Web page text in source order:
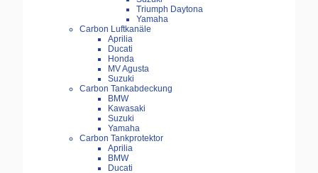
Triumph Daytona
Yamaha
Carbon Luftkanäle
Aprilia
Ducati
Honda
MV Agusta
Suzuki
Carbon Tankabdeckung
BMW
Kawasaki
Suzuki
Yamaha
Carbon Tankprotektor
Aprilia
BMW
Ducati